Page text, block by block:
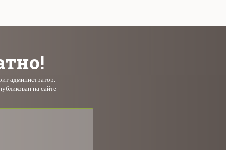
администратор.
на сайте